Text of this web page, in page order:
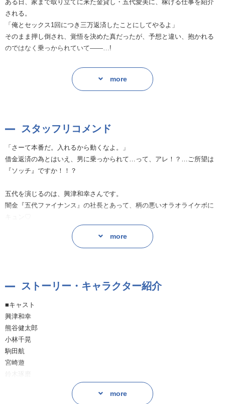
ある日、家まで取り立てに来た金貸し・五代愛美に、稼げる仕事を紹介
される。
「俺とセックス1回につき三万返済したことにしてやるよ」
そのまま押し倒され、覚悟を決めた真だったが、予想と違い、抱かれる
のではなく乗っかられていて——…!
more
スタッフリコメンド
「さーて本番だ。入れるから動くなよ。」
借金返済の為とはいえ、男に乗っかられて…って、アレ！？…ご所望は
『ソッチ』ですか！！？
五代を演じるのは、興津和幸さんです。
闇金『五代ファイナンス』の社長とあって、柄の悪いオラオライケボに
バリタチのゲイで通っている、その素顔とは──？
甘やかに香ってきそうなほど！乱れる姿は、いつもとのギャップも相ま
父親の借金を背負ってもひねくれず、真面目で健気な好青年！！
戸惑いながらも、次第に熱がこもるセクシーなボイスには、こちらまで
火照ってしまいます♡
コミカルな舎弟キャラがキュート！哲役・小林千晃さんや、
空気をピリっと震わせるような美声にドキドキ…実を演じる駒田 航さん
といったキャスト陣が脇を固め、作品の魅力をさらに引き出してくれて
コミカルに動き回るキャラクター達が目に浮かぶような、センスの良さ
more
ストーリー・キャラクター紹介
■キャスト
興津和幸
熊谷健太郎
小林千晃
駒田航
宮崎遊
鈴木琢磨
more